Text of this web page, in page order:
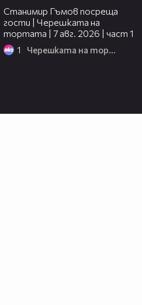
Станимир Гъмов посреща
гости | Черешката на
тортата | 7 авг. 2026 | част 1
1 Черешката на тортата